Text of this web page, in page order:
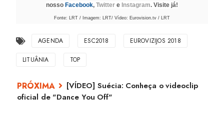
nosso Facebook, Twitter e Instagram. Visite já!
Fonte: LRT / Imagem: LRT/ Vídeo: Eurovision.tv / LRT
AGENDA ESC2018 EUROVIZIJOS 2018
LITUÂNIA TOP
[VÍDEO] Suécia: Conheça o videoclip
oficial de "Dance You Off"